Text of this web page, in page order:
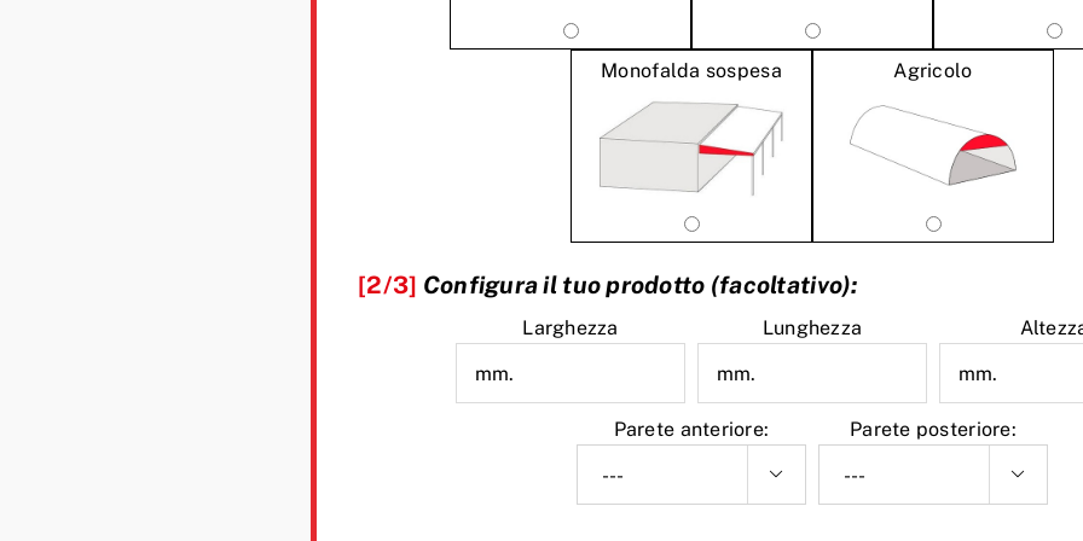
Monofalda sospesa Agricolo
[2/3] Configura il tuo prodotto (facoltativo):
Larghezza Lunghezza
Parete anteriore:

Parete posteriore:
